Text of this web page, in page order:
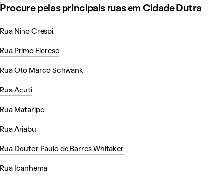
Procure pelas principais ruas em Cidade Dutra
Rua Nino Crespi
Rua Primo Fiorese
Rua Oto Marco Schwank
Rua Acuti
Rua Mataripe
Rua Ariabu
Rua Doutor Paulo de Barros Whitaker
Rua Icanhema